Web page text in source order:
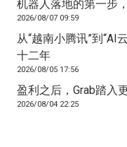
机器人落地的第一步
2026/08/07 09:59
从“越南小腾讯”到“AI
十二年
2026/08/05 17:56
盈利之后，Grab踏入
2026/08/04 22:25